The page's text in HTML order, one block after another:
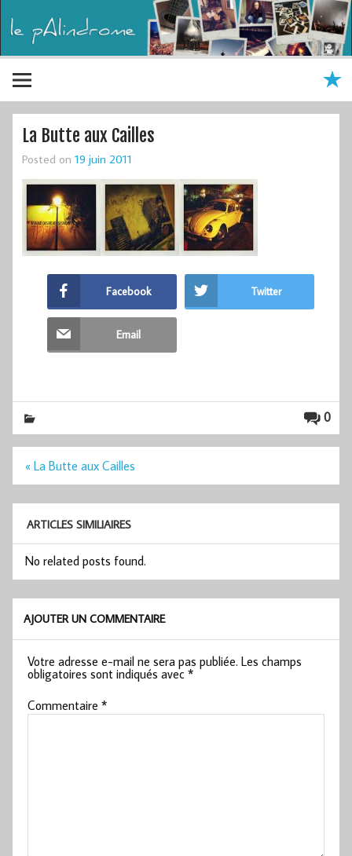
La Butte aux Cailles
Posted on 19 juin 2011
Facebook Twitter
Email
0
Navigation
« La Butte aux Cailles
ARTICLES SIMILIAIRES
No related posts found.
AJOUTER UN COMMENTAIRE
Votre adresse e-mail ne sera pas publiée. Les champs
obligatoires sont indiqués avec*
Commentaire*